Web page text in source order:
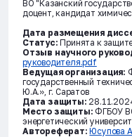
ВО "Казанский
доцент, кандидат
Дата размещения
Статус: Принята к
Отзыв научного
руководителя.pdf
Ведущая организация:
государственный
Ю.А.», г. Саратов
Дата защиты:
Место защиты: ФГБОУ
энергетический
Автореферат:Юсупова